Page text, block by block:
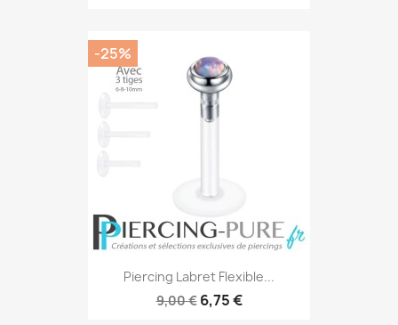
Piercing Labret Flexible...
9,00 € 6,75 €
-25%